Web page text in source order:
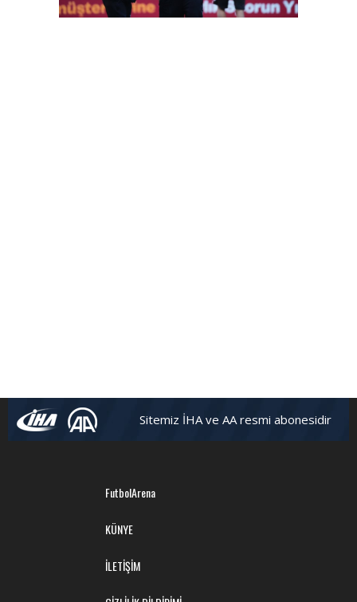
Sitemiz İHA ve AA resmi abonesidir
FutbolArena
KÜNYE
İLETİŞİM